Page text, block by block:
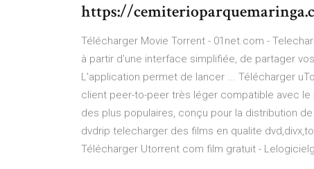
https://
Télécharger Movie Torrent - 01net.com -
à partir d'une interface simplifiée, de partager
L'application permet de lancer ... Télécharger
client peer-to-peer très léger compatible avec
des plus populaires, conçu pour la distribution
dvdrip telecharger des films en qualite
Télécharger Utorrent com film gratuit -